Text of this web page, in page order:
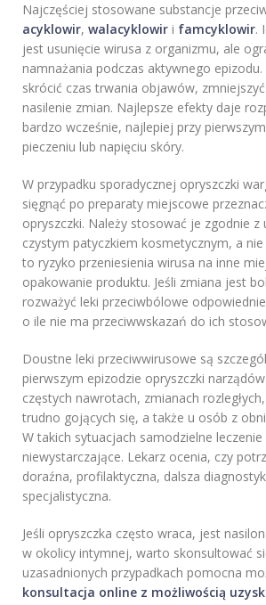
Najczęściej stosowane substancje
acyklowir, walacyklowir i famcyklowir.
jest usunięcie wirusa z organizmu, ale
namnażania podczas aktywnego
skrócić czas trwania objawów,
nasilenie zmian. Najlepsze efekty daje
bardzo wcześnie, najlepiej przy
pieczeniu lub napięciu skóry.
W przypadku sporadycznej opryszczki
sięgnąć po preparaty miejscowe
opryszczki. Należy stosować je zgodnie z
czystym patyczkiem kosmetycznym, a
to ryzyko przeniesienia wirusa na inne
opakowanie produktu. Jeśli zmiana jest
rozważyć leki przeciwbólowe
o ile nie ma przeciwwskazań do ich
Doustne leki przeciwwirusowe są
pierwszym epizodzie opryszczki
częstych nawrotach, zmianach
trudno gojących się, a także u osób z
W takich sytuacjach samodzielne
niewystarczające. Lekarz ocenia, czy
doraźna, profilaktyczna, dalsza
specjalistyczna.
Jeśli opryszczka często wraca, jest
w okolicy intymnej, warto skonsultować
uzasadnionych przypadkach pomocna
konsultacja online z możliwością